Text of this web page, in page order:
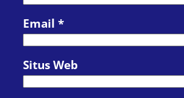
Email *
Situs Web